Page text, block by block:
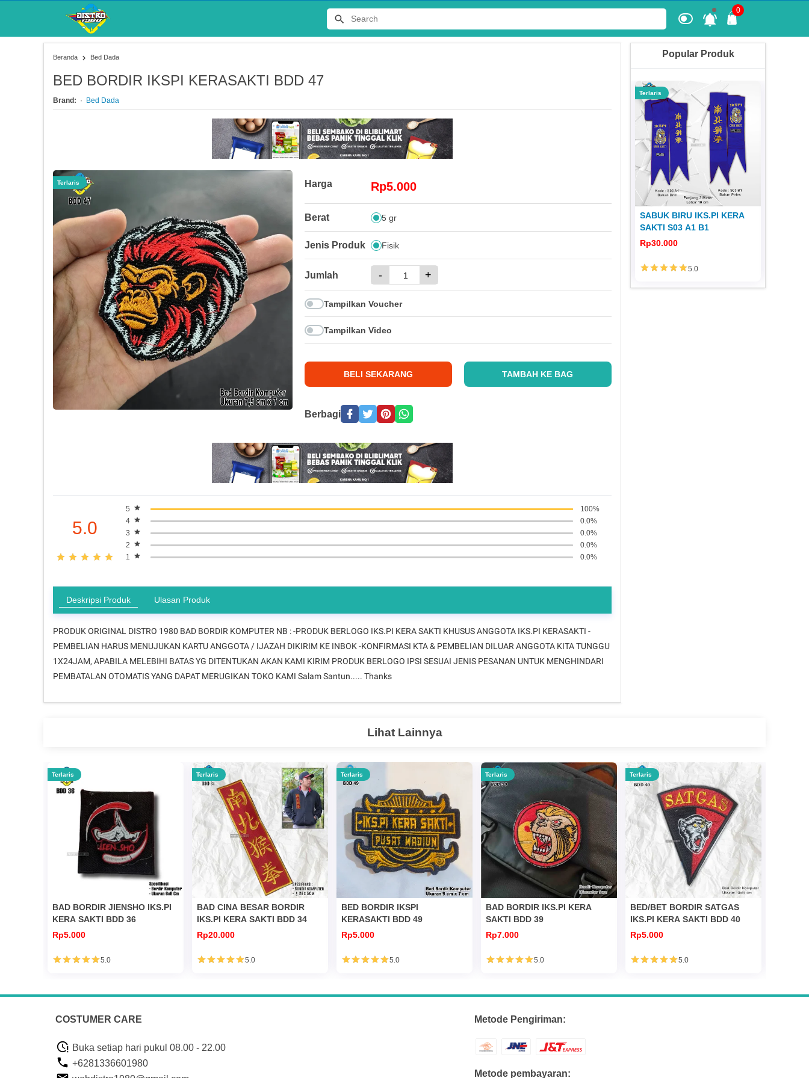
0
Beranda Bed Dada
BED BORDIR IKSPI KERASAKTI BDD 47
Brand: Bed Dada
Terlaris Harga Rp5.000
Berat 5 gr
Jenis Produk Fisik
Jumlah - +
Tampilkan Voucher
Tampilkan Video
BELI SEKARANG TAMBAH KE BAG
Berbagi
5.0
5
100%
4
0.0%
3
0.0%
2
0.0%
1
0.0%
Deskripsi Produk Ulasan Produk
PRODUK ORIGINAL DISTRO 1980 BAD BORDIR KOMPUTER NB : -PRODUK BERLOGO IKS.PI KERA SAKTI KHUSUS ANGGOTA IKS.PI KERASAKTI -
PEMBELIAN HARUS MENUJUKAN KARTU ANGGOTA / IJAZAH DIKIRIM KE INBOK -KONFIRMASI KTA & PEMBELIAN DILUAR ANGGOTA KITA TUNGGU
1X24JAM, APABILA MELEBIHI BATAS YG DITENTUKAN AKAN KAMI KIRIM PRODUK BERLOGO IPSI SESUAI JENIS PESANAN UNTUK MENGHINDARI
PEMBATALAN OTOMATIS YANG DAPAT MERUGIKAN TOKO KAMI Salam Santun..... Thanks
Popular Produk
Terlaris
SABUK BIRU IKS.PI KERA
SAKTI S03 A1 B1
Rp30.000
5.0
Lihat Lainnya
Terlaris
BAD BORDIR JIENSHO IKS.PI
KERA SAKTI BDD 36
Rp5.000
5.0
Terlaris
BAD CINA BESAR BORDIR
IKS.PI KERA SAKTI BDD 34
Rp20.000
5.0
Terlaris
BED BORDIR IKSPI
KERASAKTI BDD 49
Rp5.000
5.0
Terlaris
BAD BORDIR IKS.PI KERA
SAKTI BDD 39
Rp7.000
5.0
Terlaris
BED/BET BORDIR SATGAS
IKS.PI KERA SAKTI BDD 40
Rp5.000
5.0
COSTUMER CARE
Buka setiap hari pukul 08.00 - 22.00
+6281336601980
Metode Pengiriman:
Metode pembayaran: